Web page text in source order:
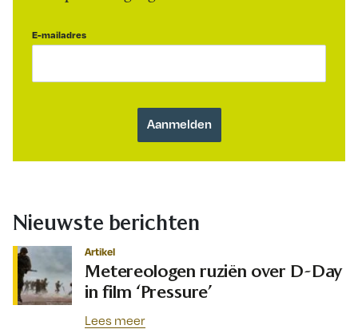
E-mailadres
Nieuwste berichten
Artikel
Metereologen ruziën over D-Day
in film ‘Pressure’
Lees meer